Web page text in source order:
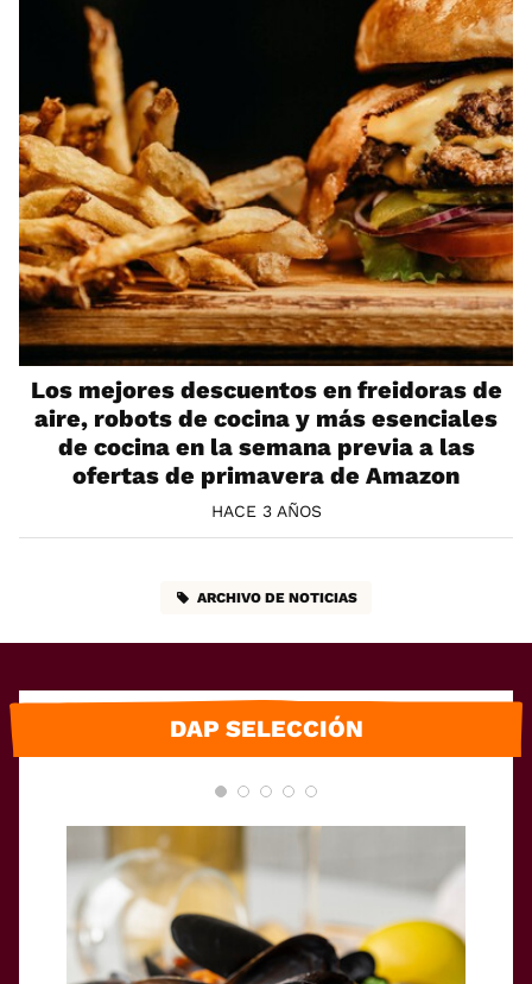
Los mejores descuentos en freidoras de
aire, robots de cocina y más esenciales
de cocina en la semana previa a las
ofertas de primavera de Amazon
HACE 3 AÑOS
ARCHIVO DE NOTICIAS
DAP SELECCIÓN